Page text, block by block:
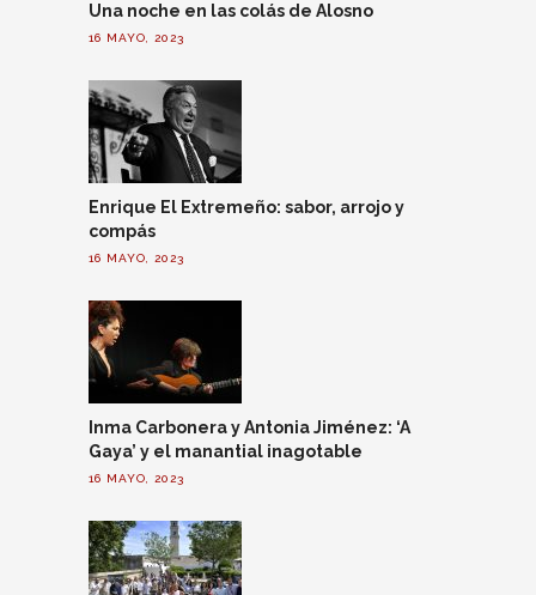
Una noche en las colás de Alosno
16 MAYO, 2023
Enrique El Extremeño: sabor, arrojo y
compás
16 MAYO, 2023
Inma Carbonera y Antonia Jiménez: ‘A
Gaya’ y el manantial inagotable
16 MAYO, 2023